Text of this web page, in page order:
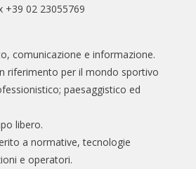
+39 02 23055769
comunicazione e informazione.
riferimento per il mondo sportivo
paesaggistico ed
libero.
a normative, tecnologie
e operatori.